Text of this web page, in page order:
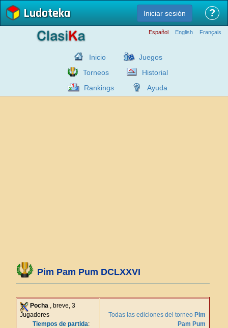
Ludoteka Iniciar sesión ?
Español English Français
Inicio
Juegos
Torneos
Historial
Rankings
Ayuda
Pim Pam Pum DCLXXVI
Pocha , breve, 3
Jugadores
Tiempos de partida:
Todas las ediciones del torneo Pim
Pam Pum